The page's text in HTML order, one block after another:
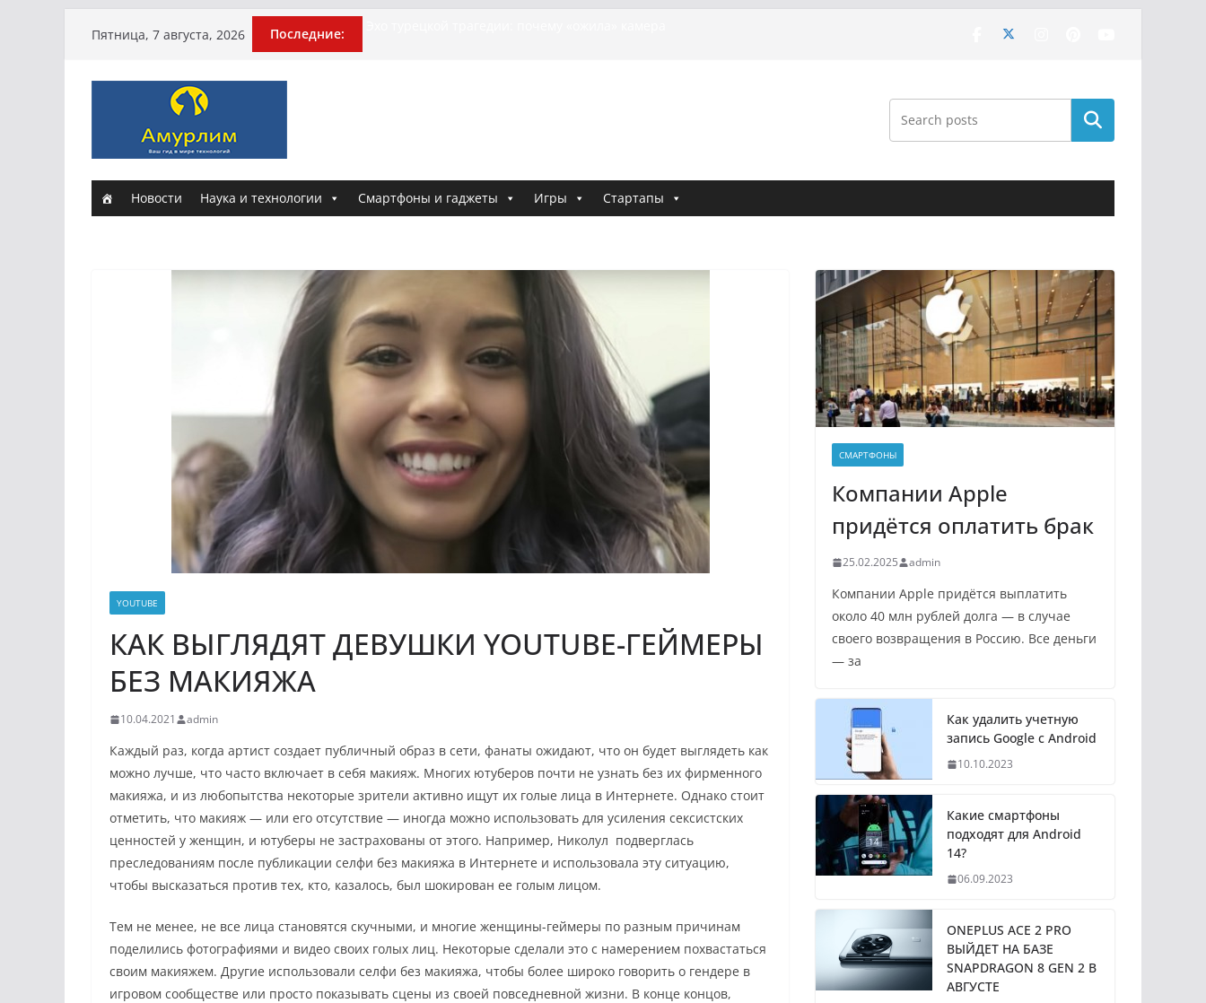
Пятница, 7 августа, 2026 Последние:
Поиск
Новости Наука и технологии Смартфоны и гаджеты Игры Стартапы
YOUTUBE
КАК ВЫГЛЯДЯТ ДЕВУШКИ YOUTUBE-ГЕЙМЕРЫ
БЕЗ МАКИЯЖА
10.04.2021 admin
Каждый раз, когда артист создает публичный образ в сети, фанаты ожидают, что он будет выглядеть как
можно лучше, что часто включает в себя макияж. Многих ютуберов почти не узнать без их фирменного
макияжа, и из любопытства некоторые зрители активно ищут их голые лица в Интернете. Однако стоит
отметить, что макияж — или его отсутствие — иногда можно использовать для усиления сексистских
ценностей у женщин, и ютуберы не застрахованы от этого. Например, Николул подверглась
преследованиям после публикации селфи без макияжа в Интернете и использовала эту ситуацию,
чтобы высказаться против тех, кто, казалось, был шокирован ее голым лицом.
Тем не менее, не все лица становятся скучными, и многие женщины-геймеры по разным причинам
поделились фотографиями и видео своих голых лиц. Некоторые сделали это с намерением похвастаться
своим макияжем. Другие использовали селфи без макияжа, чтобы более широко говорить о гендере в
игровом сообществе или просто показывать сцены из своей повседневной жизни. В конце концов,
СМАРТФОНЫ
Компании Apple
придётся оплатить брак
25.02.2025 admin
Компании Apple придётся выплатить
около 40 млн рублей долга — в случае
своего возвращения в Россию. Все деньги
— за
Как удалить учетную
запись Google с Android
10.10.2023
Какие смартфоны
подходят для Android
14?
06.09.2023
ONEPLUS ACE 2 PRO
ВЫЙДЕТ НА БАЗЕ
SNAPDRAGON 8 GEN 2 В
АВГУСТЕ